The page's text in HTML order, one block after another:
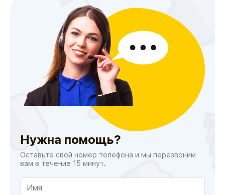
Нужна помощь?
Оставьте свой номер телефона и мы перезвоним
вам в течение 15 минут.